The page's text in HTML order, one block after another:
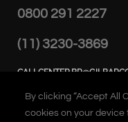
By clicking “Accept All
cookies on your device
0800 291 2227
(11) 3230-3869
ENDEREÇO:
Alameda Caiapós, 173 -